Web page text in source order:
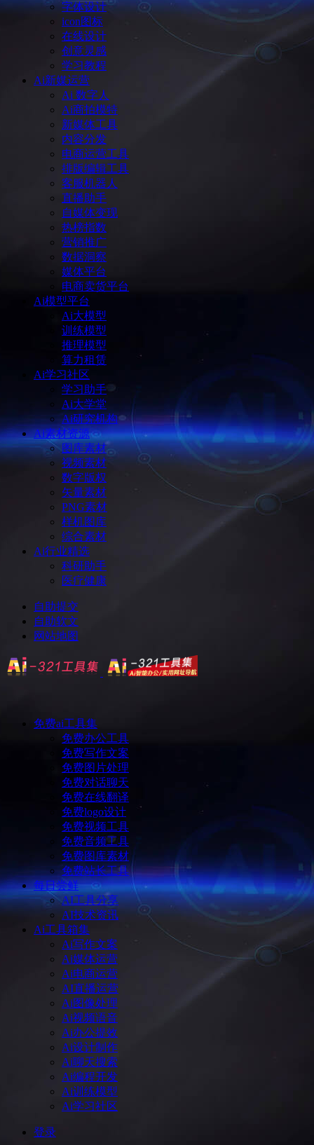
字体设计
icon图标
在线设计
创意灵感
学习教程
Ai新媒运营
Ai 数字人
Ai商拍模特
新媒体工具
内容分发
电商运营工具
排版编辑工具
客服机器人
直播助手
自媒体变现
热榜指数
营销推广
数据洞察
媒体平台
电商卖货平台
Ai模型平台
Ai大模型
训练模型
推理模型
算力租赁
Ai学习社区
学习助手
Ai大学堂
Ai研究机构
Ai素材资源
图库素材
视频素材
数字版权
矢量素材
PNG素材
样机图库
综合素材
Ai行业精选
科研助手
医疗健康
自助提交
自助软文
网站地图
免费ai工具集
免费办公工具
免费写作文案
免费图片处理
免费对话聊天
免费在线翻译
免费logo设计
免费视频工具
免费音频工具
免费图库素材
免费站长工具
每日尝鲜
AI工具分享
AI技术资讯
Ai工具箱集
Ai写作文案
Ai媒体运营
Ai电商运营
AI直播运营
Ai图像处理
Ai视频语音
Ai办公提效
Ai设计制作
Ai聊天搜索
Ai编程开发
Ai训练模型
Ai学习社区
登录